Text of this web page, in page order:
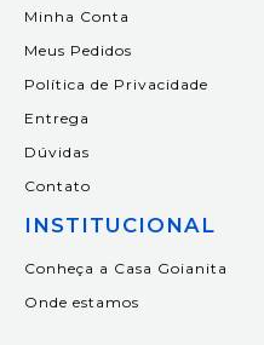
Minha Conta
Meus Pedidos
Política de Privacidade
Entrega
Dúvidas
Contato
INSTITUCIONAL
Conheça a Casa Goianita
Onde estamos